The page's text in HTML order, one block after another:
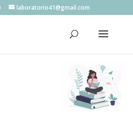
laboratorio41@gmail.com